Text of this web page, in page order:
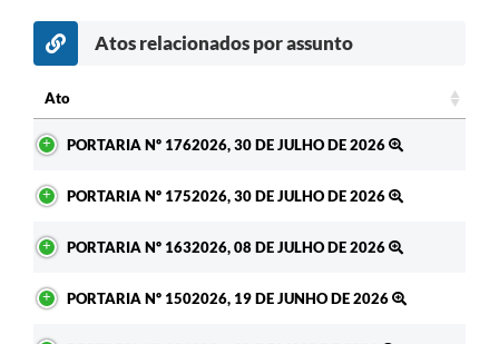
Atos relacionados por assunto
Ato
PORTARIA Nº 1762026, 30 DE JULHO DE 2026
PORTARIA Nº 1752026, 30 DE JULHO DE 2026
PORTARIA Nº 1632026, 08 DE JULHO DE 2026
PORTARIA Nº 1502026, 19 DE JUNHO DE 2026